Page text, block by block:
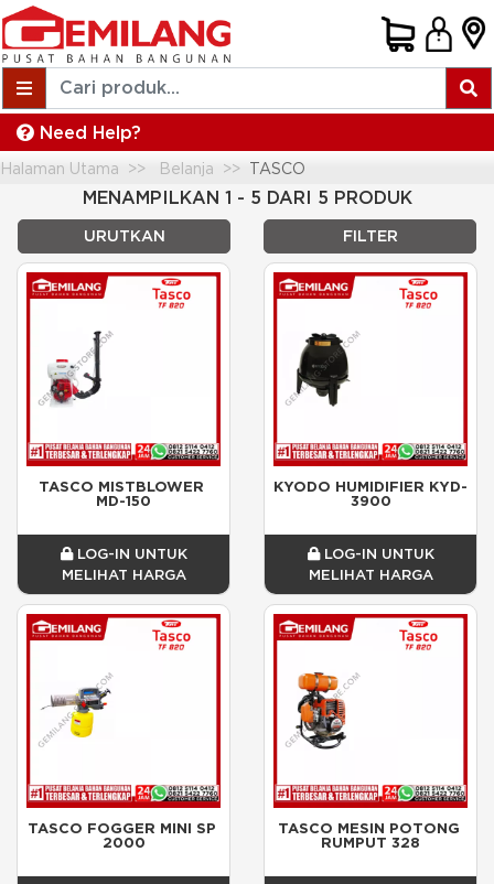
Need Help?
Halaman Utama Belanja TASCO
MENAMPILKAN 1 - 5 DARI 5 PRODUK
URUTKAN FILTER
TASCO MISTBLOWER
MD-150
LOG-IN UNTUK
MELIHAT HARGA
KYODO HUMIDIFIER KYD-
3900
LOG-IN UNTUK
MELIHAT HARGA
TASCO FOGGER MINI SP
2000
TASCO MESIN POTONG
RUMPUT 328